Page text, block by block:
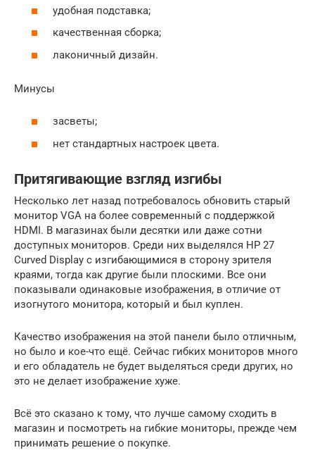
удобная подставка;
качественная сборка;
лаконичный дизайн.
Минусы
засветы;
нет стандартных настроек цвета.
Притягивающие взгляд изгибы
Несколько лет назад потребовалось обновить старый
монитор VGA на более современный с поддержкой
HDMI. В магазинах были десятки или даже сотни
доступных мониторов. Среди них выделялся HP 27
Curved Display с изгибающимися в сторону зрителя
краями, тогда как другие были плоскими. Все они
показывали одинаковые изображения, в отличие от
изогнутого монитора, который и был куплен.
Качество изображения на этой панели было отличным,
но было и кое-что ещё. Сейчас гибких мониторов много
и его обладатель не будет выделяться среди других, но
это не делает изображение хуже.
Всё это сказано к тому, что лучше самому сходить в
магазин и посмотреть на гибкие мониторы, прежде чем
принимать решение о покупке.